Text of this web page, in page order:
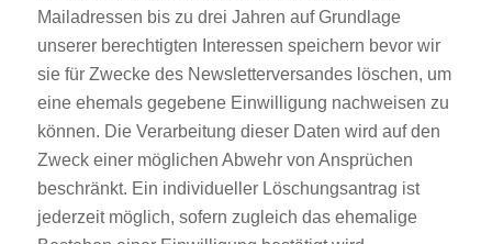
Mailadressen bis zu drei Jahren auf Grundlage
unserer berechtigten Interessen speichern bevor wir
sie für Zwecke des Newsletterversandes löschen, um
eine ehemals gegebene Einwilligung nachweisen zu
können. Die Verarbeitung dieser Daten wird auf den
Zweck einer möglichen Abwehr von Ansprüchen
beschränkt. Ein individueller Löschungsantrag ist
jederzeit möglich, sofern zugleich das ehemalige